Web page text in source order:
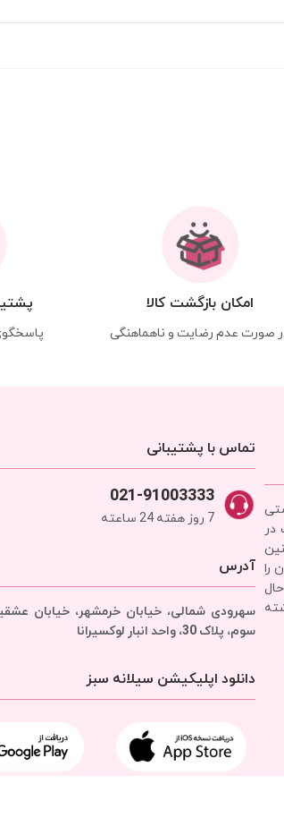
امکان بازگشت کالا
صورت عدم رضایت و ناهماهنگی پاسخگوی
در
را
تماس با پشتیبانی
021-91003333
7 روز هفته 24 ساعته
آدرس
سهرودی شمالی، خیابان خرمشهر، خیابان
سوم، پلاک 30، واحد انبار
لوکسیرانا
دانلود اپلیکیشن سیلانه سبز